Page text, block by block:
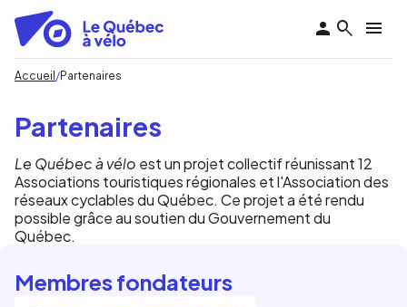
contenu
principal
Fil
Accueil Partenaires
Partenaires
Le Québec à vélo est un projet collectif réunissant 12
Associations touristiques régionales et l'Association des
réseaux cyclables du Québec. Ce projet a été rendu
possible grâce au soutien du Gouvernement du
Québec.
Membres fondateurs